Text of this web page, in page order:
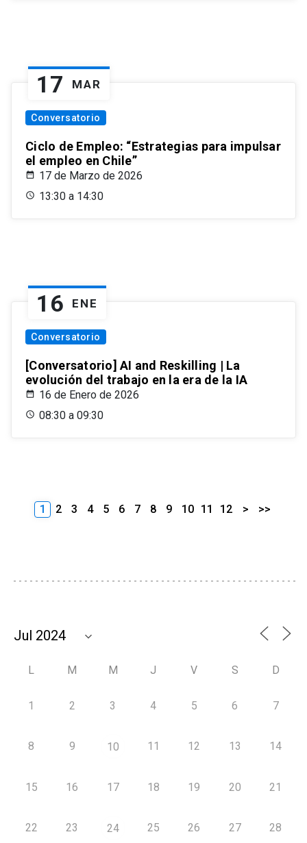
17 MAR
Conversatorio
Ciclo de Empleo: “Estrategias para impulsar
el empleo en Chile”
17 de Marzo de 2026
13:30 a 14:30
16 ENE
Conversatorio
[Conversatorio] AI and Reskilling | La
evolución del trabajo en la era de la IA
16 de Enero de 2026
08:30 a 09:30
1 2 3 4 5 6 7 8 9 10 11 12 > >>
L M M J V S D
1 2 3 4 5 6 7
8 9 10 11 12 13 14
15 16 17 18 19 20 21
22 23 24 25 26 27 28